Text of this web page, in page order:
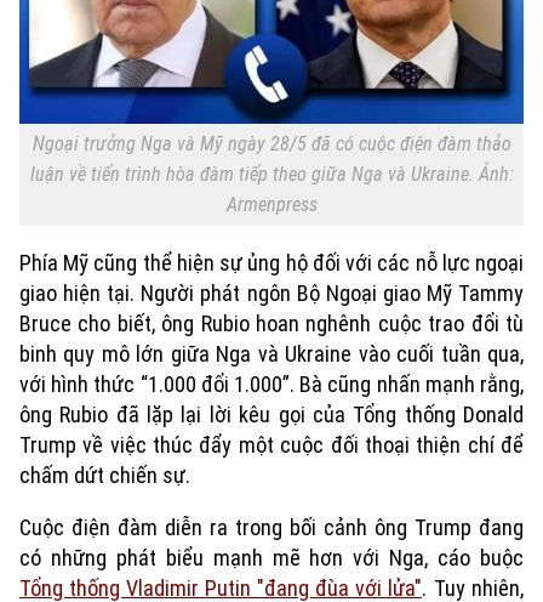
Ngoại trưởng Nga và Mỹ ngày 28/5 đã có cuộc điện đàm thảo
luận về tiến trình hòa đàm tiếp theo giữa Nga và Ukraine. Ảnh:
Armenpress
Phía Mỹ cũng thể hiện sự ủng hộ đối với các nỗ lực ngoại
giao hiện tại. Người phát ngôn Bộ Ngoại giao Mỹ Tammy
Bruce cho biết, ông Rubio hoan nghênh cuộc trao đổi tù
binh quy mô lớn giữa Nga và Ukraine vào cuối tuần qua,
với hình thức “1.000 đổi 1.000”. Bà cũng nhấn mạnh rằng,
ông Rubio đã lặp lại lời kêu gọi của Tổng thống Donald
Trump về việc thúc đẩy một cuộc đối thoại thiện chí để
chấm dứt chiến sự.
Cuộc điện đàm diễn ra trong bối cảnh ông Trump đang
có những phát biểu mạnh mẽ hơn với Nga, cáo buộc
Tổng thống Vladimir Putin "đang đùa với lửa". Tuy nhiên,